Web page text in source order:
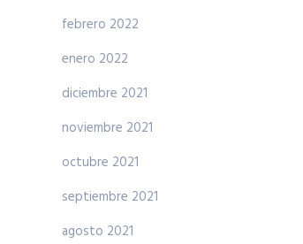
febrero 2022
enero 2022
diciembre 2021
noviembre 2021
octubre 2021
septiembre 2021
agosto 2021